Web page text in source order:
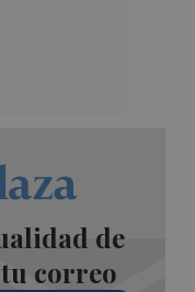
de
correo